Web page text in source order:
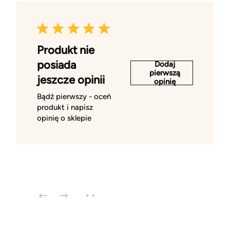
Produkt nie
posiada
jeszcze opinii
Bądź pierwszy - oceń
produkt i napisz
opinię o sklepie
Dodaj
pierwszą
opinię